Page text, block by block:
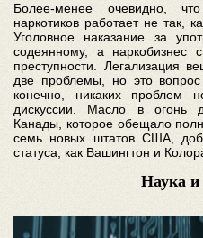
Более-менее очевидно,
наркотиков работает не так,
Уголовное наказание за
содеянному, а наркобизнес
преступности. Легализация
две проблемы, но это
конечно, никаких проблем
дискуссии. Масло в огонь
Канады, которое обещало
семь новых штатов США,
статуса, как Вашингтон и
Наука и